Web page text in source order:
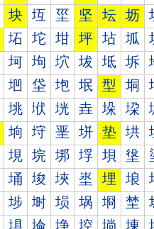
块 坘 坙 坚 坛 坜
坧 坨 坩 坪 坫 坬
坷 坸 坹 坺 坻 坼
垇 垈 垉 垊 型 垌
垗 垘 垙 垚 垛 垜
垧 垨 垩 垪 垫 垬
垷 垸 垹 垺 垻 垼
埇 埈 埉 埊 埋 埌
埗 埘 埙 埚 埛 埜
埧 埨 埩 埪 埫 埬